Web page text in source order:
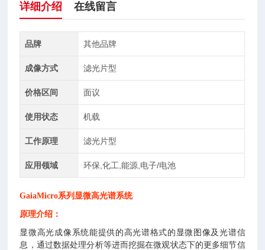
详细介绍 在线留言
品牌 其他品牌
成像方式 滤光片型
价格区间 面议
使用状态 机载
工作原理 滤光片型
应用领域 环保,化工,能源,电子/电池
GaiaMicro系列显微高光谱系统
原理介绍：
显微高光成像系统能提供的高光谱格式的显微图像及光谱信
息，通过数据处理分析等进而挖掘在微观状态下的更多细节信